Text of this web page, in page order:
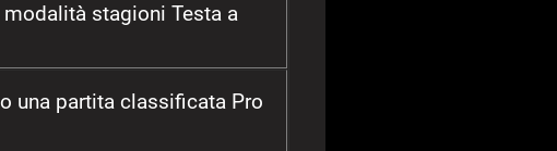
stagioni Testa a
una partita classificata Pro